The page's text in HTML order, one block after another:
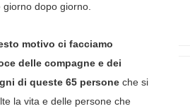
giorno dopo giorno.
motivo ci facciamo
delle compagne e dei
di queste 65 persone che si
la vita e delle persone che